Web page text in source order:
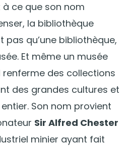
ce que son nom
la bibliothèque
pas qu’une bibliothèque,
Et même un musée
renferme des collections
des grandes cultures et
Son nom provient
Sir Alfred Chester
minier ayant fait